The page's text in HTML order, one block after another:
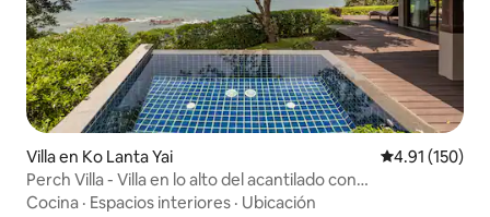
Villa en Ko Lanta Yai Calificación
4.91 (150)
Perch Villa - Villa en lo alto del acantilado con
espectaculares vistas al mar
Cocina · Espacios interiores · Ubicación